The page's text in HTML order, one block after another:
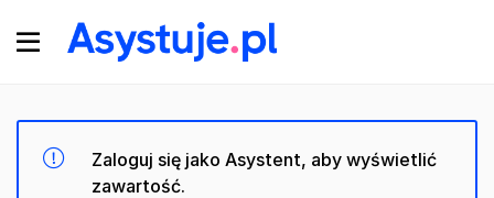
Zaloguj się jako Asystent, aby wyświetlić
zawartość.